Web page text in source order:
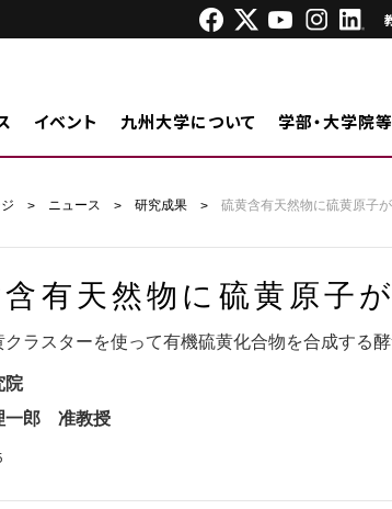
イベント 九州大学について 学部・大学院等
ニュース 研究成果 硫黄含有天然物に硫黄原子
有天然物に硫黄原子
クラスターを使って有機硫黄化合物を合成する
院
郎 准教授